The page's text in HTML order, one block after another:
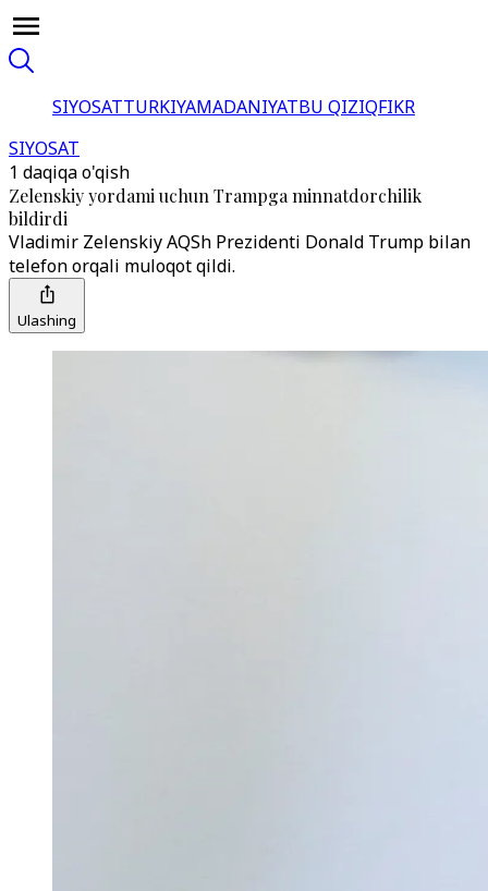
SIYOSATTURKIYAMADANIYATBU QIZIQFIKR
SIYOSAT
1 daqiqa o'qish
Zelenskiy yordami uchun Trampga minnatdorchilik
bildirdi
Vladimir Zelenskiy AQSh Prezidenti Donald Trump bilan
telefon orqali muloqot qildi.
Ulashing